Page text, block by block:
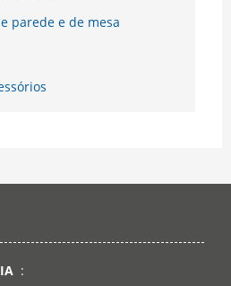
parede e de mesa
: